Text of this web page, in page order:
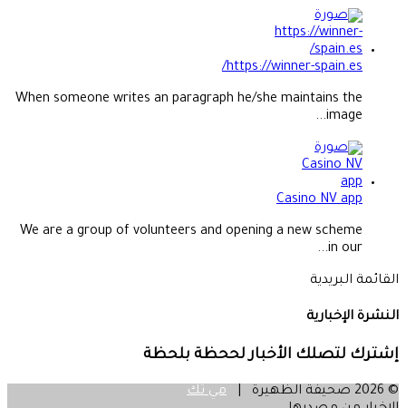
https://winner-spain.es/
When someone writes an paragraph he/she maintains the
image...
Casino NV app
We are a group of volunteers and opening a new scheme
in our...
القائمة البريدية
النشرة الإخبارية
إشترك لتصلك الأخبار لححظة بلحظة
© 2026 صحيفة الظهيرة |
مي تك